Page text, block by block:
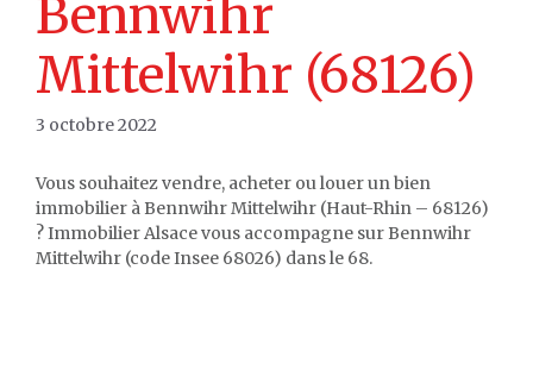
Bennwihr
Mittelwihr (68126)
3 octobre 2022
Vous souhaitez vendre, acheter ou louer un bien
immobilier à Bennwihr Mittelwihr (Haut-Rhin – 68126)
? Immobilier Alsace vous accompagne sur Bennwihr
Mittelwihr (code Insee 68026) dans le 68.